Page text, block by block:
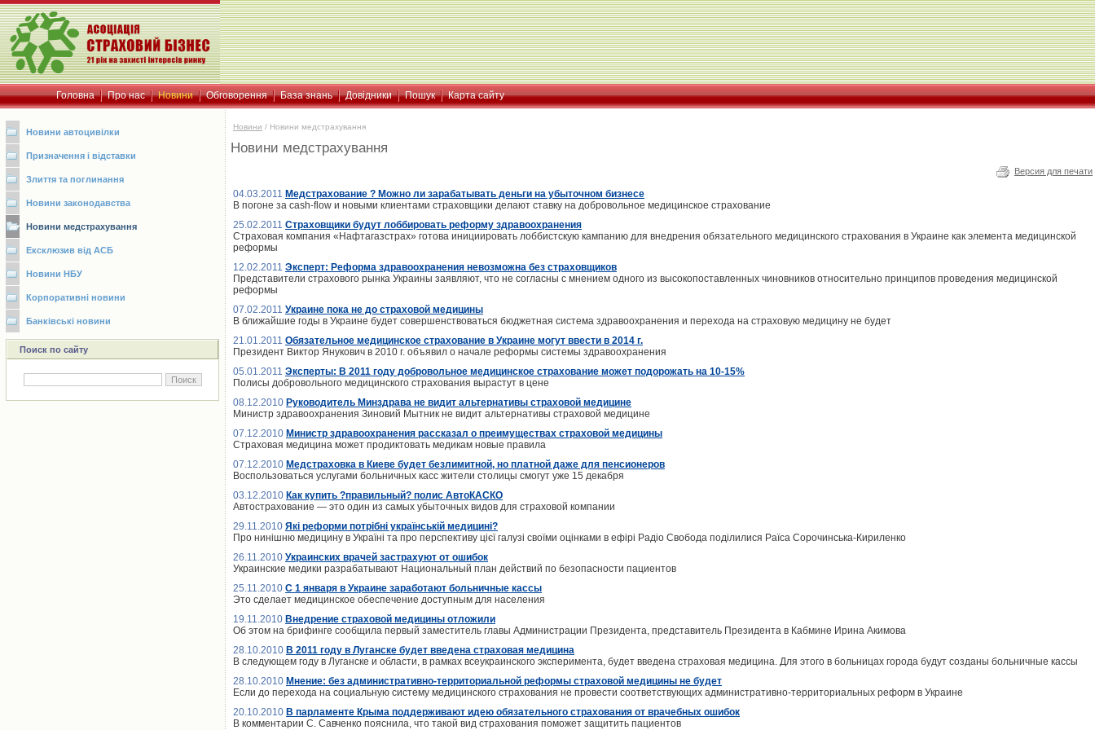
Головна Про нас Новини Обговорення База знань Довідники Пошук Карта сайту
Новини автоцивілки
Призначення і відставки
Злиття та поглинання
Новини законодавства
Новини медстрахування
Ексклюзив від АСБ
Новини НБУ
Корпоративні новини
Банківські новини
Поиск по сайту
Новини / Новини медстрахування
Новини медстрахування
Версия для печати
04.03.2011 Медстрахование ? Можно ли зарабатывать деньги на убыточном бизнесе
В погоне за cash-flow и новыми клиентами страховщики делают ставку на добровольное медицинское страхование
25.02.2011 Страховщики будут лоббировать реформу здравоохранения
Страховая компания «Нафтагазстрах» готова инициировать лоббистскую кампанию для внедрения обязательного медицинского страхования в Украине как элемента медицинской
реформы
12.02.2011 Эксперт: Реформа здравоохранения невозможна без страховщиков
Представители страхового рынка Украины заявляют, что не согласны с мнением одного из высокопоставленных чиновников относительно принципов проведения медицинской
реформы
07.02.2011 Украине пока не до страховой медицины
В ближайшие годы в Украине будет совершенствоваться бюджетная система здравоохранения и перехода на страховую медицину не будет
21.01.2011 Обязательное медицинское страхование в Украине могут ввести в 2014 г.
Президент Виктор Янукович в 2010 г. объявил о начале реформы системы здравоохранения
05.01.2011 Эксперты: В 2011 году добровольное медицинское страхование может подорожать на 10-15%
Полисы добровольного медицинского страхования вырастут в цене
08.12.2010 Руководитель Минздрава не видит альтернативы страховой медицине
Министр здравоохранения Зиновий Мытник не видит альтернативы страховой медицине
07.12.2010 Министр здравоохранения рассказал о преимуществах страховой медицины
Страховая медицина может продиктовать медикам новые правила
07.12.2010 Медстраховка в Киеве будет безлимитной, но платной даже для пенсионеров
Воспользоваться услугами больничных касс жители столицы смогут уже 15 декабря
03.12.2010 Как купить ?правильный? полис АвтоКАСКО
Автострахование — это один из самых убыточных видов для страховой компании
29.11.2010 Які реформи потрібні українській медицині?
Про нинішню медицину в Україні та про перспективу цієї галузі своїми оцінками в ефірі Радіо Свобода поділилися Раїса Сорочинська-Кириленко
26.11.2010 Украинских врачей застрахуют от ошибок
Украинские медики разрабатывают Национальный план действий по безопасности пациентов
25.11.2010 С 1 января в Украине заработают больничные кассы
Это сделает медицинское обеспечение доступным для населения
19.11.2010 Внедрение страховой медицины отложили
Об этом на брифинге сообщила первый заместитель главы Администрации Президента, представитель Президента в Кабмине Ирина Акимова
28.10.2010 В 2011 году в Луганске будет введена страховая медицина
В следующем году в Луганске и области, в рамках всеукраинского эксперимента, будет введена страховая медицина. Для этого в больницах города будут созданы больничные кассы
28.10.2010 Мнение: без административно-территориальной реформы страховой медицины не будет
Если до перехода на социальную систему медицинского страхования не провести соответствующих административно-территориальных реформ в Украине
20.10.2010 В парламенте Крыма поддерживают идею обязательного страхования от врачебных ошибок
В комментарии С. Савченко пояснила, что такой вид страхования поможет защитить пациентов